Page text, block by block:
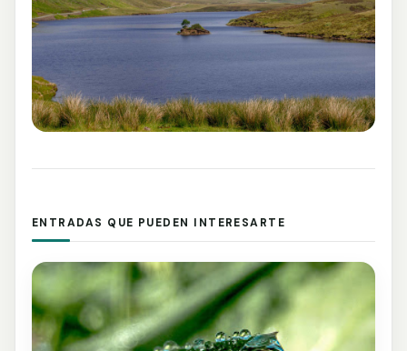
ENTRADAS QUE PUEDEN INTERESARTE